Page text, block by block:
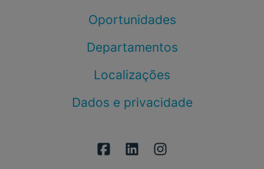
Oportunidades
Departamentos
Localizações
Dados e privacidade